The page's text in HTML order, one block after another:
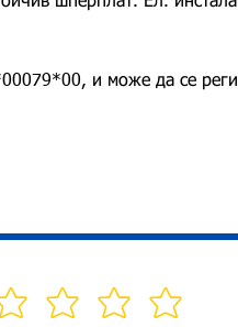
и може да се